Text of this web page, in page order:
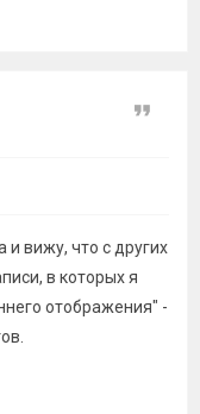
Цитата
вижу, что с других
в которых я
отображения" -